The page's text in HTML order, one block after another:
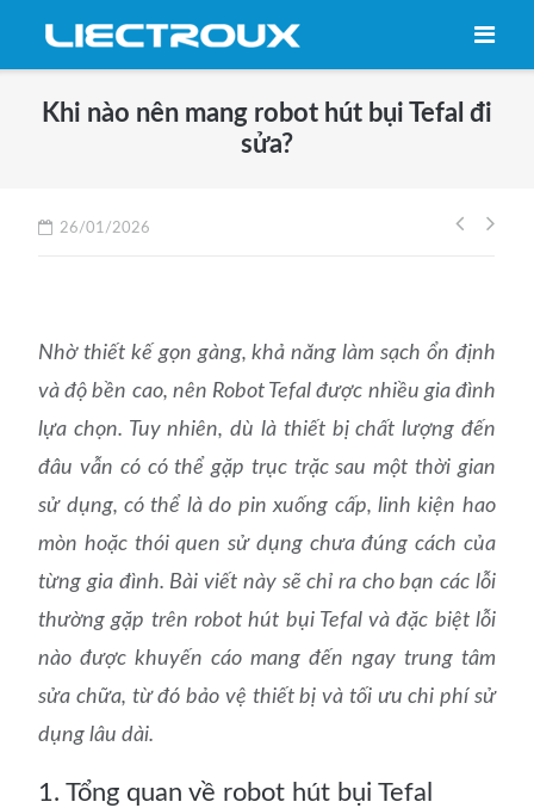
Khi nào nên mang robot hút bụi Tefal đi
sửa?
26/01/2026
Điều
Nhờ thiết kế gọn gàng, khả năng làm sạch ổn định
và độ bền cao, nên Robot Tefal được nhiều gia đình
lựa chọn. Tuy nhiên, dù là thiết bị chất lượng đến
đâu vẫn có có thể gặp trục trặc sau một thời gian
sử dụng, có thể là do pin xuống cấp, linh kiện hao
mòn hoặc thói quen sử dụng chưa đúng cách của
từng gia đình. Bài viết này sẽ chỉ ra cho bạn các lỗi
thường gặp trên robot hút bụi Tefal và đặc biệt lỗi
nào được khuyến cáo mang đến ngay trung tâm
sửa chữa, từ đó bảo vệ thiết bị và tối ưu chi phí sử
dụng lâu dài.
1. Tổng quan về robot hút bụi Tefal